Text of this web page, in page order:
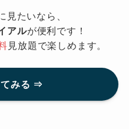
見たいなら、
アルが便利です！
見放題で楽しめます。
てみる ⇒